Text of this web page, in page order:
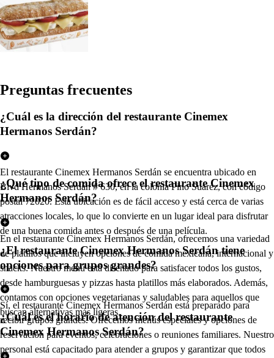
Preguntas frecuentes
¿Cuál es la dirección del restaurante Cinemex
Hermanos Serdán?
El restaurante Cinemex Hermanos Serdán se encuentra ubicado en
Blvd Hermanos Serdán # 630, en la colonia Pino Suarez, con código
postal 72020. Esta ubicación es de fácil acceso y está cerca de varias
atracciones locales, lo que lo convierte en un lugar ideal para disfrutar
de una buena comida antes o después de una película.
¿Qué tipo de comida ofrece el restaurante Cinemex
Hermanos Serdán?
En el restaurante Cinemex Hermanos Serdán, ofrecemos una variedad
de platillos que incluyen opciones de comida mexicana, internacional y
snacks. Nuestro menú está diseñado para satisfacer todos los gustos,
desde hamburguesas y pizzas hasta platillos más elaborados. Además,
contamos con opciones vegetarianas y saludables para aquellos que
buscan alternativas más ligeras.
¿El restaurante Cinemex Hermanos Serdán tiene
opciones para grupos grandes?
Sí, el restaurante Cinemex Hermanos Serdán está preparado para
recibir grupos grandes. Ofrecemos menús especiales y opciones de
reservación para eventos, celebraciones o reuniones familiares. Nuestro
personal está capacitado para atender a grupos y garantizar que todos
¿Cuál es el horario de atención del restaurante
Cinemex Hermanos Serdán?